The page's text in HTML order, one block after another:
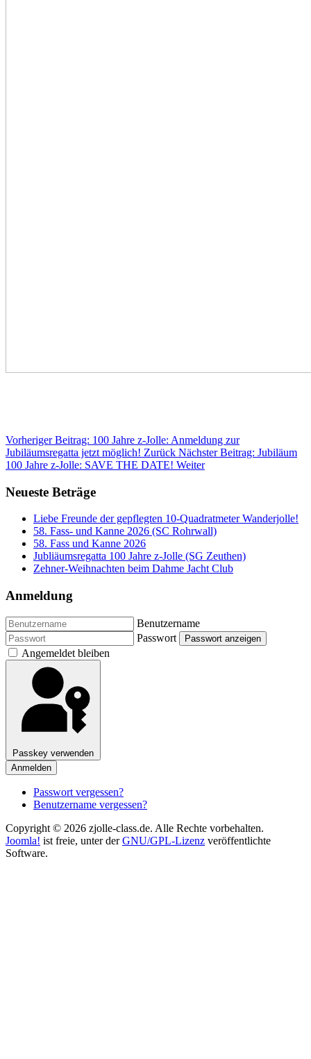
Vorheriger Beitrag: 100 Jahre z-Jolle: Anmeldung zur
Jubiläumsregatta jetzt möglich! Zurück Nächster Beitrag: Jubiläum
100 Jahre z-Jolle: SAVE THE DATE! Weiter
Neueste Beträge
Liebe Freunde der gepflegten 10-Quadratmeter Wanderjolle!
58. Fass- und Kanne 2026 (SC Rohrwall)
58. Fass und Kanne 2026
Jubliäumsregatta 100 Jahre z-Jolle (SG Zeuthen)
Zehner-Weihnachten beim Dahme Jacht Club
Anmeldung
Benutzername
Passwort
Passwort anzeigen
Angemeldet bleiben
Passkey verwenden
Anmelden
Passwort vergessen?
Benutzername vergessen?
Copyright © 2026 zjolle-class.de. Alle Rechte vorbehalten.
Joomla! ist freie, unter derGNU/GPL-Lizenz veröffentlichte
Software.